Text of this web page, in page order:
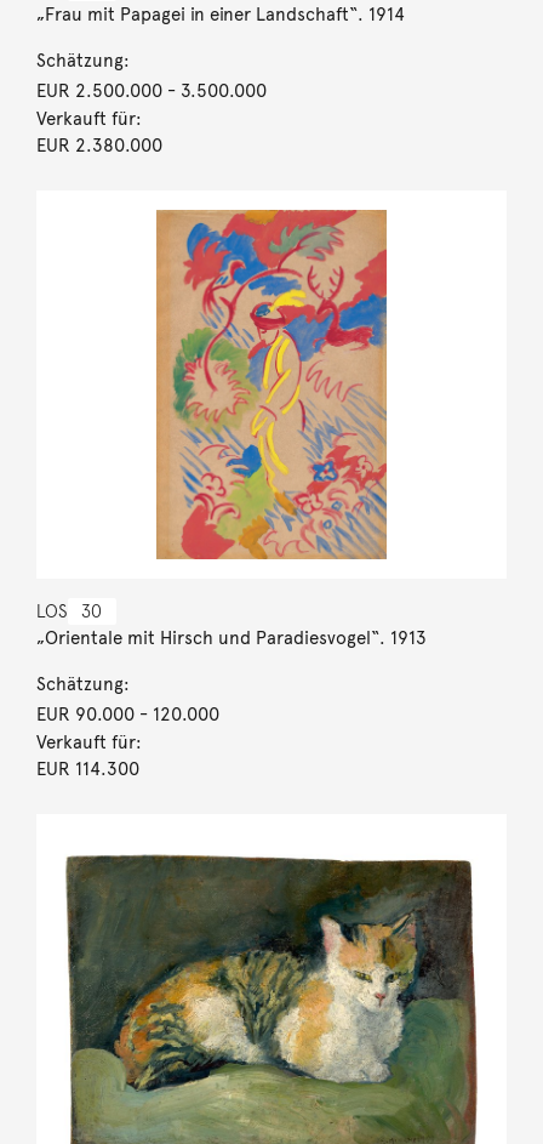
„Frau mit Papagei in einer Landschaft“. 1914
Schätzung:
EUR 2.500.000- 3.500.000
Verkauft für:
EUR 2.380.000
LOS 30
„Orientale mit Hirsch und Paradiesvogel“. 1913
Schätzung:
EUR 90.000- 120.000
Verkauft für:
EUR 114.300